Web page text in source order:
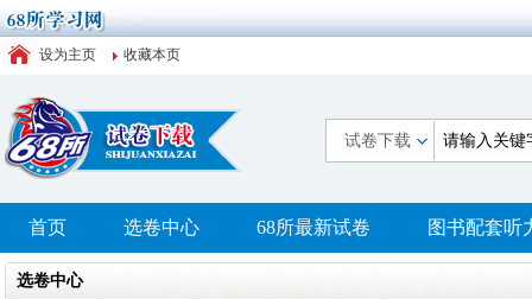
设为主页 收藏本页
试卷下载
首页 选卷中心 68所最新试卷 图书配套听
选卷中心